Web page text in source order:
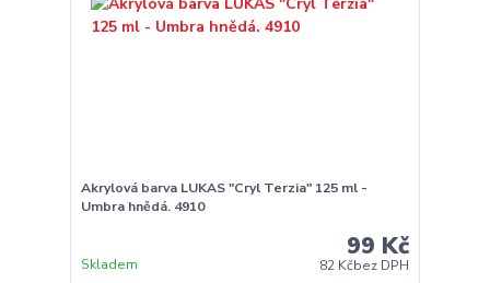
Akrylová barva LUKAS "Cryl Terzia" 125 ml -
Umbra hnědá. 4910
99 Kč
82 Kčbez DPH
Skladem